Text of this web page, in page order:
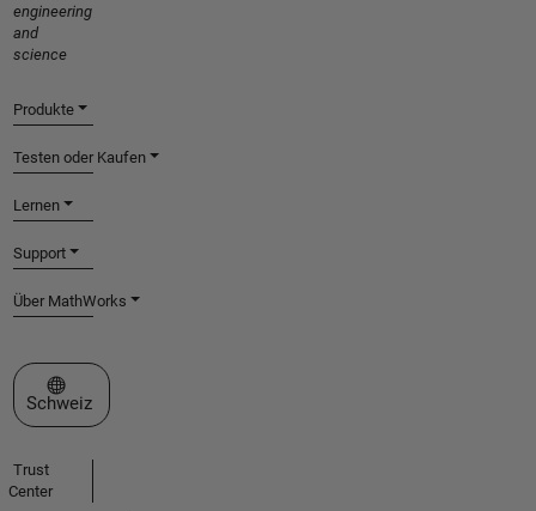
engineering
and
science
Produkte
Testen oder Kaufen
Lernen
Support
Über MathWorks
Website auswählen
Schweiz
Trust
Center